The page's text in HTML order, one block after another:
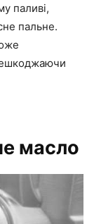
паливі,
пальне.
масло